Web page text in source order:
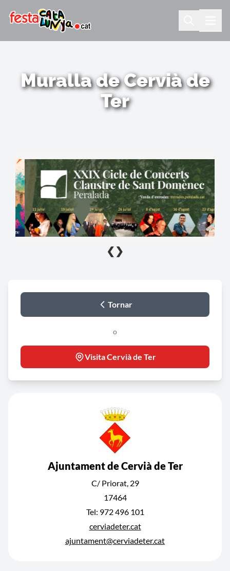
Muralla de Cervià de
Ter
❮ ❯
Tornar
o
Visita Cervià de Ter
Ajuntament de Cervià de Ter
C/ Priorat, 29
17464
Tel: 972 496 101
cerviadeter.cat
ajuntament@cerviadeter.cat